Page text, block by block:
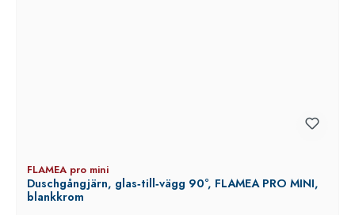
FLAMEA pro mini
Duschgångjärn, glas‑till‑vägg 90°, FLAMEA PRO MINI,
blankkrom